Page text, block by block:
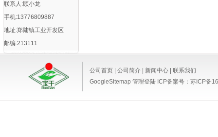
联系人:顾小龙
手机:13776809887
地址:郑陆镇工业开发区
邮编:213111
公司首页 公司简介 新闻中心
联系我们
GoogleSitemap 管理登陆 ICP备案号： 苏ICP备